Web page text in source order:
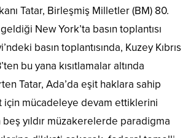
Tatar, Birleşmiş Milletler (BM) 80.
New York’ta basın toplantısı
basın toplantısında, Kuzey Kıbrıs
bu yana kısıtlamalar altında
Tatar, Ada’da eşit haklara sahip
mücadeleye devam ettiklerini
yıldır müzakerelerde paradigma